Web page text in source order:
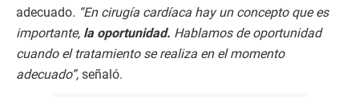
adecuado. “En cirugía cardíaca hay un concepto que es
importante, la oportunidad. Hablamos de oportunidad
cuando el tratamiento se realiza en el momento
adecuado”, señaló.